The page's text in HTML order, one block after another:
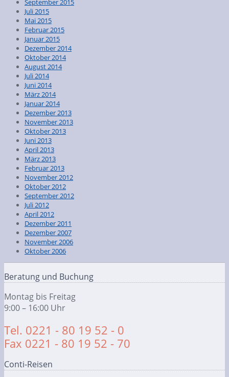
September 2015
Juli 2015
Mai 2015
Februar 2015
Januar 2015
Dezember 2014
Oktober 2014
August 2014
Juli 2014
Juni 2014
März 2014
Januar 2014
Dezember 2013
November 2013
Oktober 2013
Juni 2013
April 2013
März 2013
Februar 2013
November 2012
Oktober 2012
September 2012
Juli 2012
April 2012
Dezember 2011
Dezember 2007
November 2006
Oktober 2006
Beratung und Buchung
Montag bis Freitag
9:00 – 16:00 Uhr
Tel. 0221 - 80 19 52 - 0
Fax 0221 - 80 19 52 - 70
Conti-Reisen